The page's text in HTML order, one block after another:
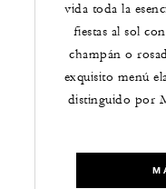
vida toda la
fiestas al sol
champán o
exquisito menú
distinguido por